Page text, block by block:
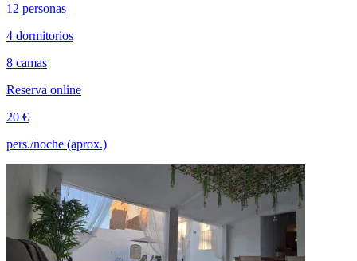
12 personas
4 dormitorios
8 camas
Reserva online
20 €
pers./noche (aprox.)